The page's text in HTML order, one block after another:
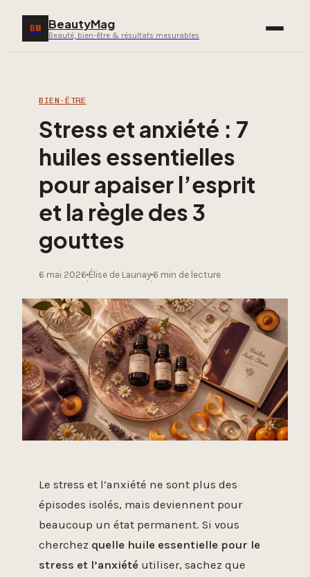
BM BeautyMag
Beauté, bien-être & résultats mesurables
BIEN-ÊTRE
Stress et anxiété : 7
huiles essentielles
pour apaiser l’esprit
et la règle des 3
gouttes
6 mai 2026
·
Élise de Launay
·
6 min de lecture
Le stress et l’anxiété ne sont plus des
épisodes isolés, mais deviennent pour
beaucoup un état permanent. Si vous
cherchez quelle huile essentielle pour le
stress et l’anxiété utiliser, sachez que